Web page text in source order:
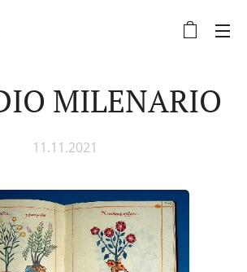
MILENARIO
11.11.2021